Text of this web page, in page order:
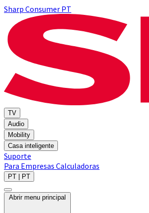
Sharp Consumer PT
TV
Audio
Mobility
Casa inteligente
Suporte
Para Empresas Calculadoras
PT | PT
Abrir menu principal